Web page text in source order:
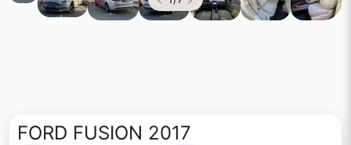
FORD FUSION 2017